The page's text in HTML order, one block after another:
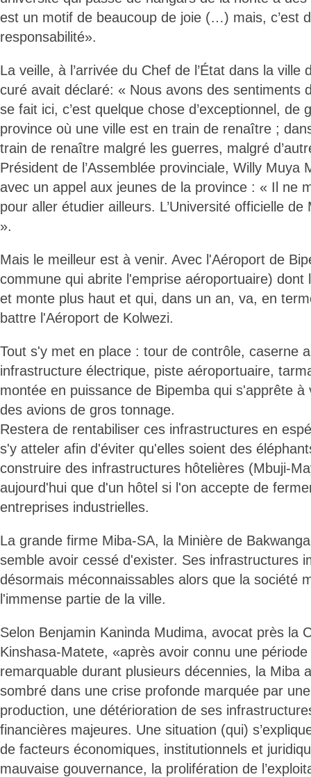
est un motif de beaucoup de joie (…) mais, c’est
responsabilité».
La veille, à l’arrivée du Chef de l’État dans la ville
curé avait déclaré: « Nous avons des sentiments
se fait ici, c’est quelque chose d’exceptionnel, de
province où une ville est en train de renaître ;
train de renaître malgré les guerres, malgré
Président de l’Assemblée provinciale, Willy Muya
avec un appel aux jeunes de la province : « Il ne
pour aller étudier ailleurs. L’Université officielle
».
Mais le meilleur est à venir. Avec l'Aéroport de
commune qui abrite l'emprise aéroportuaire) dont
et monte plus haut et qui, dans un an, va, en
battre l'Aéroport de Kolwezi.
Tout s'y met en place : tour de contrôle, caserne
infrastructure électrique, piste aéroportuaire,
montée en puissance de Bipemba qui s'apprête
des avions de gros tonnage.
Restera de rentabiliser ces infrastructures en
s'y atteler afin d'éviter qu'elles soient des
construire des infrastructures hôtelières (Mbuji-
aujourd'hui que d'un hôtel si l'on accepte de
entreprises industrielles.
La grande firme Miba-SA, la Minière de
semble avoir cessé d'exister. Ses infrastructures
désormais méconnaissables alors que la société
l'immense partie de la ville.
Selon Benjamin Kaninda Mudima, avocat près la
Kinshasa-Matete, «après avoir connu une
remarquable durant plusieurs décennies, la Miba
sombré dans une crise profonde marquée par
production, une détérioration de ses
financières majeures. Une situation (qui)
de facteurs économiques, institutionnels et
mauvaise gouvernance, la prolifération de